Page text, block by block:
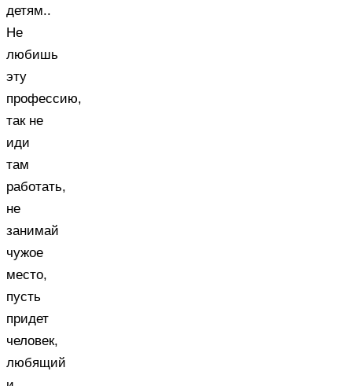
детям..
Не
любишь
эту
профессию,
так не
иди
там
работать,
не
занимай
чужое
место,
пусть
придет
человек,
любящий